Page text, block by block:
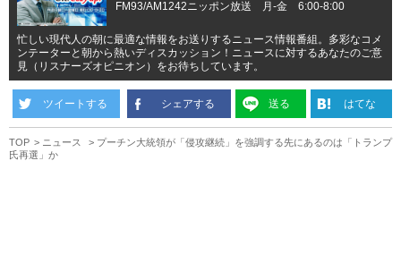
FM93/AM1242ニッポン放送 月-金 6:00-8:00
忙しい現代人の朝に最適な情報をお送りするニュース情報番組。多彩なコメ
ンテーターと朝から熱いディスカッション！ニュースに対するあなたのご意
見（リスナーズオピニオン）をお待ちしています。
ツイートする シェアする 送る はてな
TOP ニュース
プーチン大統領が「侵攻継続」を強調する先にあるのは「トランプ
氏再選」か